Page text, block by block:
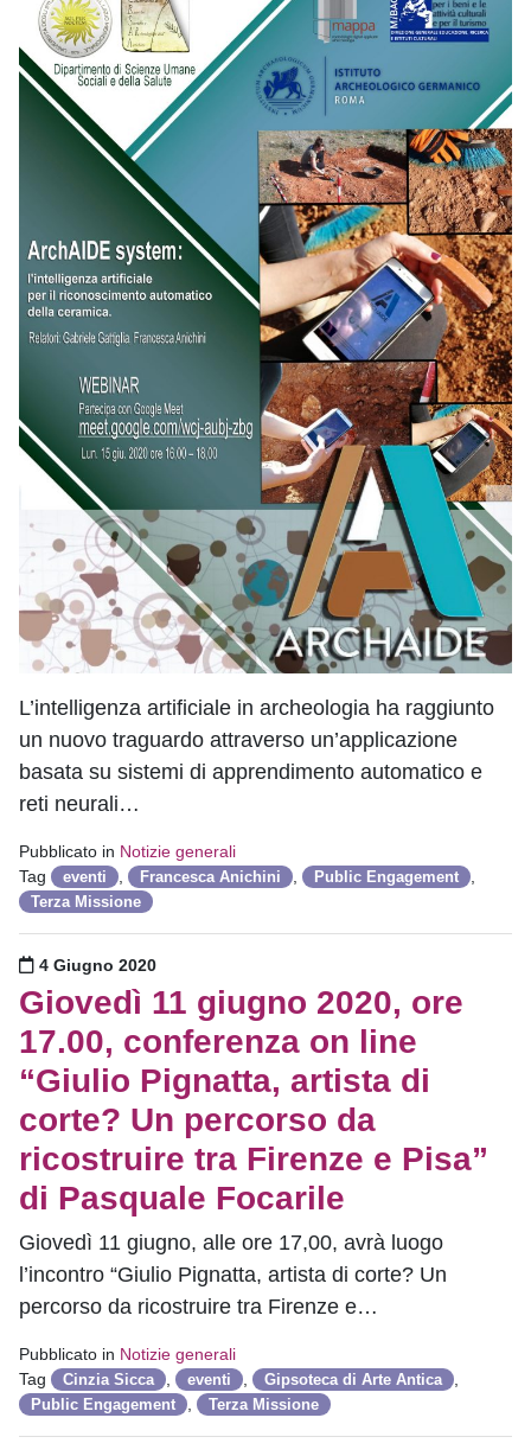
L’intelligenza artificiale in archeologia ha raggiunto
un nuovo traguardo attraverso un’applicazione
basata su sistemi di apprendimento automatico e
reti neurali…
Pubblicato in Notizie generali
Tag
eventi Francesca Anichini Public Engagement
Terza Missione
Pubblicato il
4 Giugno 2020
Giovedì 11 giugno 2020, ore
17.00, conferenza on line
“Giulio Pignatta, artista di
corte? Un percorso da
ricostruire tra Firenze e Pisa”
di Pasquale Focarile
Giovedì 11 giugno, alle ore 17,00, avrà luogo
l’incontro “Giulio Pignatta, artista di corte? Un
percorso da ricostruire tra Firenze e…
Pubblicato in Notizie generali
Tag
Cinzia Sicca eventi Gipsoteca di Arte Antica
Public Engagement Terza Missione